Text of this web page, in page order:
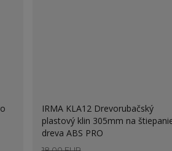
IRMA KLA12 Drevorubačský
plastový klin 305mm na
dreva ABS PRO